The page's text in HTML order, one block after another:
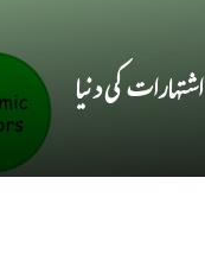
اشتہارات کی دنیا